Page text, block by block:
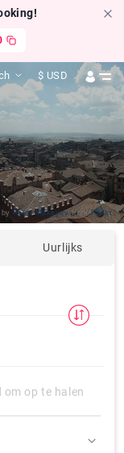
$ USD
Peter Makeyev fromFlickr
Uurlijks